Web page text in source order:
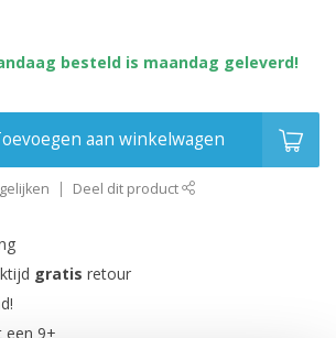
besteld is maandag geleverd!
aan winkelwagen
Deel dit product
gratis retour
een 9+